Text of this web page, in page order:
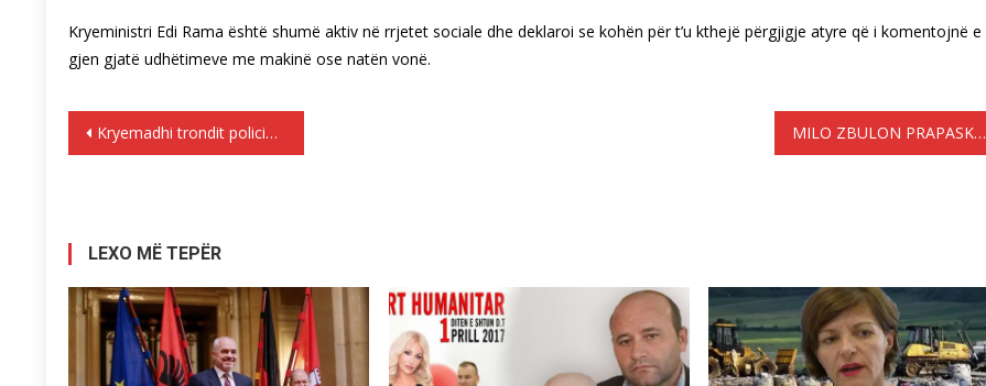
Kryeministri Edi Rama është shumë aktiv në rrjetet sociale dhe deklaroi se kohën për t’u kthejë përgjigje atyre që i komentojnë e
gjen gjatë udhëtimeve me makinë ose natën vonë.
Lëvizje
Kryemadhi trondit policinë: Ja çfarë po ndodh në Elbasan! MILO ZBULON PRAPASKENAT: JA ÇFARË MË KËRKOI RAMA DHE PSE VENDOSA TË BASHKËPUNOJ ME METËN
LEXO MË TEPËR